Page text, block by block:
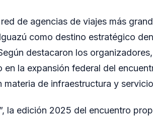
de agencias de viajes más
como destino estratégico
destacaron los
la expansión federal del
de infraestructura y
la edición 2025 del encuentro